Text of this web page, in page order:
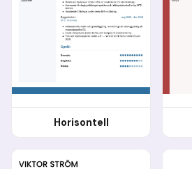
Horisontell